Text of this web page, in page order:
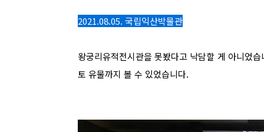
2021.08.05. 국립익산박물관
왕궁리유적전시관을 못봤다고 낙담할 게 아니었
토 유물까지 볼 수 있었습니다.